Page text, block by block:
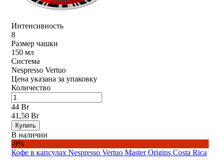
Интенсивность
8
Размер чашки
150 мл
Система
Nespresso Vertuo
Цена указана за упаковку
Количество
44 Br
41,50 Br
Купить
В наличии
-9%
Кофе в капсулах Nespresso Vertuo Master Origins Costa Rica